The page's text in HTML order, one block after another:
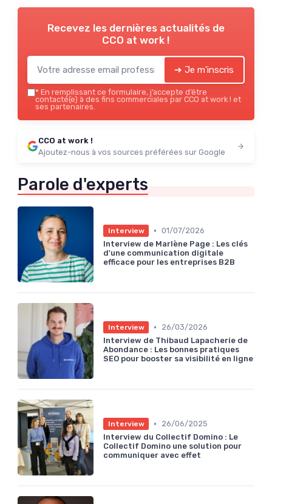
Recevez les dernières actualités de
CCO at work !
➔ Je m'inscris
* En remplissant ce formulaire, j’accepte d’être
contacté(e) à des fins commerciales par CCO at work ! et
ses partenaires.
CCO at work !
Ajoutez-nous à vos sources préférées sur Google
Parole d'experts
Interview • 01/07/2026
Interview de Marlène Page : Les clés
d'une communication digitale
efficace pour les entreprises B2B
Interview •
26/03/2026
Interview de Thibaud Lapacherie de
Abondance : Les bonnes pratiques
SEO pour booster sa visibilité en ligne
Interview •
26/06/2025
Interview du Collectif Domino : Le
Collectif Domino une solution pour
communiquer avec effet